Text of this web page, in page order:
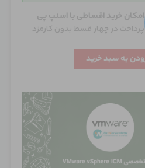
امکان خرید اقساطی با اسنپ پی
پرداخت در چهار قسط بدون کارمزد
به سبد خرید